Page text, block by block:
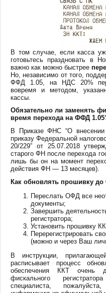
В том случае, если касса
готовьтесь праздновать в
важно как можно быстрее
Но, независимо от того,
ФФД 1.05, на НДС 20%
вовремя и методом,
кассы.
Обязательно ли заменять
время перехода на ФФД
В Приказе ФНС “О
приказу Федеральной
20/229” от 25.07.2018
старого ФН после перехода
лишь бы он на момент
действия ФН — 13 месяцев).
Как обновлять прошивку
Переслать ОФД все
документы;
Завершить
регистратора;
Установить прошивку
Перерегистрировать
(можно и через Ваш
В инструкции,
расписывает процесс
обеспечения ККТ очень
фискального
специалиста,